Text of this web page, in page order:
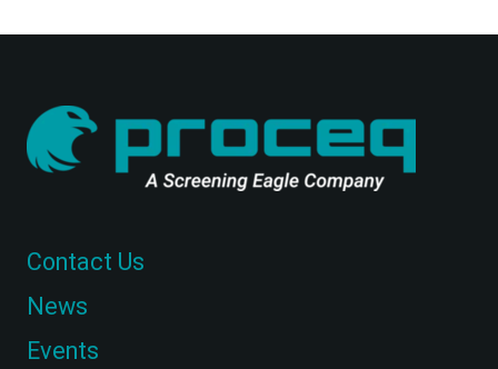
Contact Us
News
Events